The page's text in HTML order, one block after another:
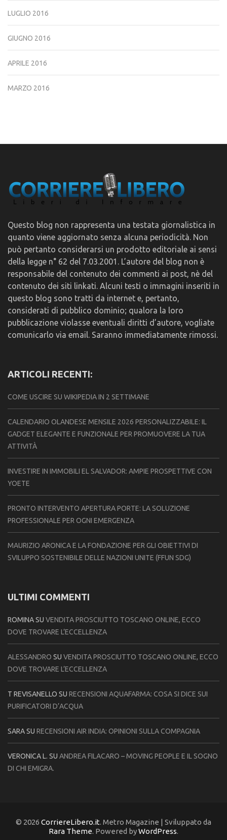
LUGLIO 2016
GIUGNO 2016
APRILE 2016
MARZO 2016
Questo blog non rappresenta una testata giornalistica in
quanto viene aggiornato senza alcuna periodicità. Non
può pertanto considerarsi un prodotto editoriale ai sensi
della legge n° 62 del 7.03.2001. L’autore del blog non è
responsabile del contenuto dei commenti ai post, nè del
contenuto dei siti linkati. Alcuni testi o immagini inseriti in
questo blog sono tratti da internet e, pertanto,
considerati di pubblico dominio; qualora la loro
pubblicazione violasse eventuali diritti d’autore, vogliate
comunicarlo via email. Saranno immediatamente rimossi.
ARTICOLI RECENTI:
COME USCIRE SU WIKIPEDIA IN 2 SETTIMANE
CALENDARIO OLANDESE MENSILE 2026 PERSONALIZZABILE: IL
GADGET ELEGANTE E FUNZIONALE PER PROMUOVERE LA TUA
ATTIVITÀ
INVESTIRE IN IMMOBILI EL SALVADOR: AMPIE PROSPETTIVE CON
YOETE
PRONTO INTERVENTO APERTURA PORTE: LA SOLUZIONE
PROFESSIONALE PER OGNI EMERGENZA
MAURIZIO ARONICA E LA FONDAZIONE PER GLI OBIETTIVI DI
SVILUPPO SOSTENIBILE DELLE NAZIONI UNITE (FFUN SDG)
ULTIMI COMMENTI
ROMINASU VENDITA PROSCIUTTO TOSCANO ONLINE, ECCO
DOVE TROVARE L’ECCELLENZA
ALESSANDRO SU VENDITA PROSCIUTTO TOSCANO ONLINE, ECCO
DOVE TROVARE L’ECCELLENZA
T REVISANELLO SU RECENSIONI AQUAFARMA: COSA SI DICE SUI
PURIFICATORI D’ACQUA
SARASU RECENSIONI AIR INDIA: OPINIONI SULLA COMPAGNIA
VERONICA L. SU ANDREA FILACARO – MOVING PEOPLE E IL SOGNO
DI CHI EMIGRA.
© 2026 CorriereLibero.it. Metro Magazine | Sviluppato da
Rara Theme. Powered byWordPress.